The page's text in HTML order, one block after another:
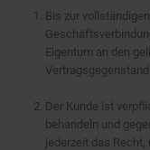
Bis zur
Eigentum an den
Vertragsgegenstand
Der Kunde ist
behandeln und
jederzeit das